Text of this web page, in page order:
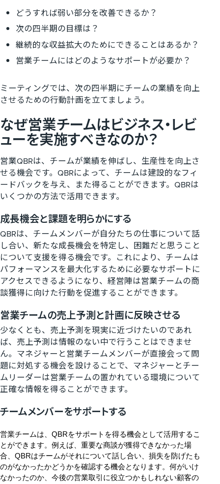
どうすれば弱い部分を改善できるか？
次の四半期の目標は？
継続的な収益拡大のためにできることはあるか？
営業チームにはどのようなサポートが必要か？
ミーティングでは、次の四半期にチームの業績を向上
させるための行動計画を立てましょう。
なぜ営業チームはビジネス・レビ
ューを実施すべきなのか？
営業QBRは、チームが業績を伸ばし、生産性を向上さ
せる機会です。QBRによって、チームは建設的なフィ
ードバックを与え、また得ることができます。QBRは
いくつかの方法で活用できます。
成長機会と課題を明らかにする
QBRは、チームメンバーが自分たちの仕事について話
し合い、新たな成長機会を特定し、困難だと思うこと
について支援を得る機会です。これにより、チームは
パフォーマンスを最大化するために必要なサポートに
アクセスできるようになり、経営陣は営業チームの商
談獲得に向けた行動を促進することができます。
営業チームの売上予測と計画に反映させる
少なくとも、売上予測を現実に近づけたいのであれ
ば、売上予測は情報のない中で行うことはできませ
ん。マネジャーと営業チームメンバーが直接会って問
題に対処する機会を設けることで、マネジャーとチー
ムリーダーは営業チームの置かれている環境について
正確な情報を得ることができます。
チームメンバーをサポートする
営業チームは、QBRをサポートを得る機会として活用するこ
とができます。例えば、重要な商談が獲得できなかった場
合、QBRはチームがそれについて話し合い、損失を防げたも
のがなかったかどうかを確認する機会となります。何がいけ
なかったのか、今後の営業取引に役立つかもしれない顧客の